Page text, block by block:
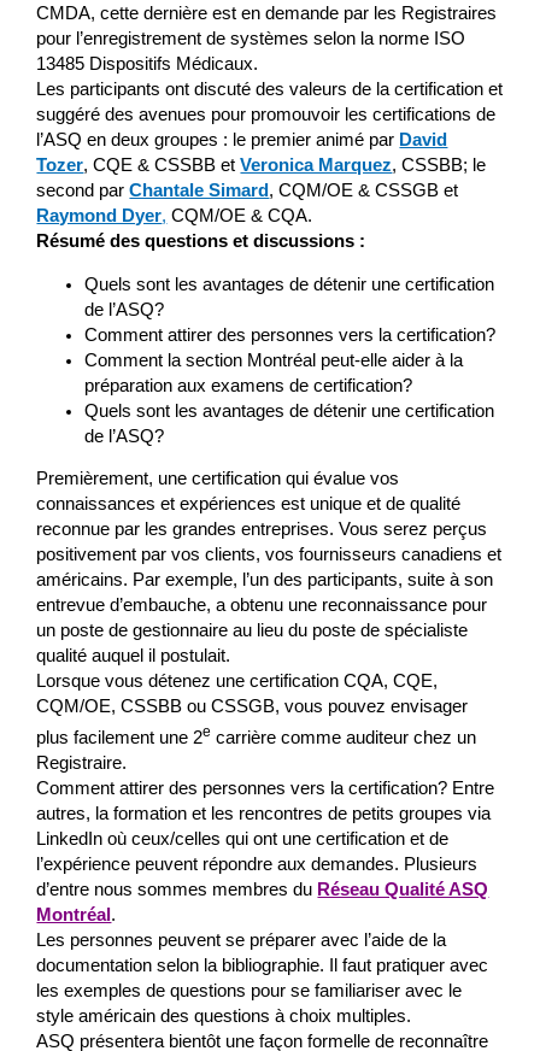
CMDA, cette dernière est en demande par les Registraires
pour l’enregistrement de systèmes selon la norme ISO
13485 Dispositifs Médicaux.
Les participants ont discuté des valeurs de la certification et
suggéré des avenues pour promouvoir les certifications de
l’ASQ en deux groupes : le premier animé par David
Tozer, CQE & CSSBB etVeronica Marquez, CSSBB; le
second parChantale Simard , CQM/OE & CSSGB et
Raymond Dyer, CQM/OE & CQA.
Résumé des questions et discussions :
Quels sont les avantages de détenir une certification
de l’ASQ?
Comment attirer des personnes vers la certification?
Comment la section Montréal peut-elle aider à la
préparation aux examens de certification?
Quels sont les avantages de détenir une certification
de l’ASQ?
Premièrement, une certification qui évalue vos
connaissances et expériences est unique et de qualité
reconnue par les grandes entreprises. Vous serez perçus
positivement par vos clients, vos fournisseurs canadiens et
américains. Par exemple, l’un des participants, suite à son
entrevue d’embauche, a obtenu une reconnaissance pour
un poste de gestionnaire au lieu du poste de spécialiste
qualité auquel il postulait.
Lorsque vous détenez une certification CQA, CQE,
CQM/OE, CSSBB ou CSSGB, vous pouvez envisager
plus facilement une 2e carrière comme auditeur chez un
Registraire.
Comment attirer des personnes vers la certification? Entre
autres, la formation et les rencontres de petits groupes via
LinkedIn où ceux/celles qui ont une certification et de
l’expérience peuvent répondre aux demandes. Plusieurs
d’entre nous sommes membres du Réseau Qualité ASQ
Montréal .
Les personnes peuvent se préparer avec l’aide de la
documentation selon la bibliographie. Il faut pratiquer avec
les exemples de questions pour se familiariser avec le
style américain des questions à choix multiples.
ASQ présentera bientôt une façon formelle de reconnaître